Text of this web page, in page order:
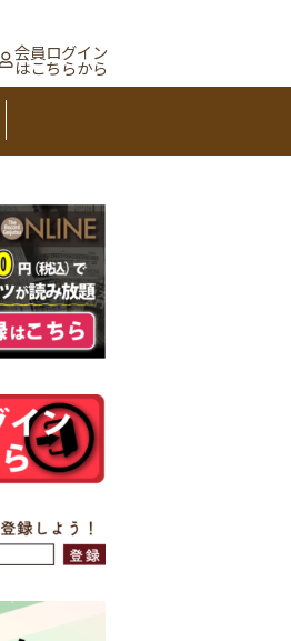
会員ログイン
はこちらから